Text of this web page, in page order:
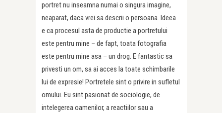
portret nu inseamna numai o singura imagine,
neaparat, daca vrei sa descrii o persoana. Ideea
e ca procesul asta de productie a portretului
este pentru mine – de fapt, toata fotografia
este pentru mine asa – un drog. E fantastic sa
privesti un om, sa ai acces la toate schimbarile
lui de expresie! Portretele sint o privire in sufletul
omului. Eu sint pasionat de sociologie, de
intelegerea oamenilor, a reactiilor sau a